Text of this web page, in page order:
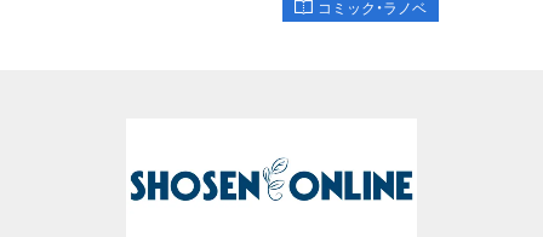
コミック・ラノベ